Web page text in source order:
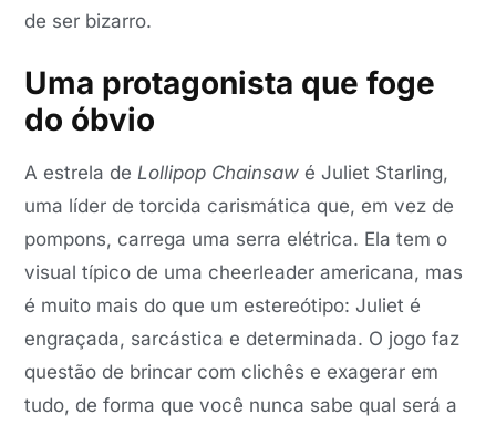
de ser bizarro.
Uma protagonista que foge
do óbvio
A estrela de Lollipop Chainsaw é Juliet Starling,
uma líder de torcida carismática que, em vez de
pompons, carrega uma serra elétrica. Ela tem o
visual típico de uma cheerleader americana, mas
é muito mais do que um estereótipo: Juliet é
engraçada, sarcástica e determinada. O jogo faz
questão de brincar com clichês e exagerar em
tudo, de forma que você nunca sabe qual será a